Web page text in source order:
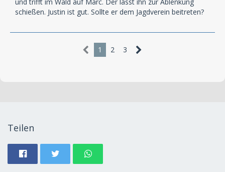
schießen. Justin ist gut. Sollte er dem Jagdverein beitreten?
1 2 3
Teilen